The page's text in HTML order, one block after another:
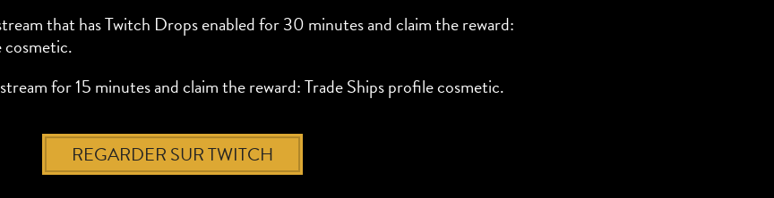
that has Twitch Drops enabled for 30 minutes and claim the reward:
for 15 minutes and claim the reward: Trade Ships profile cosmetic.
REGARDER SUR TWITCH